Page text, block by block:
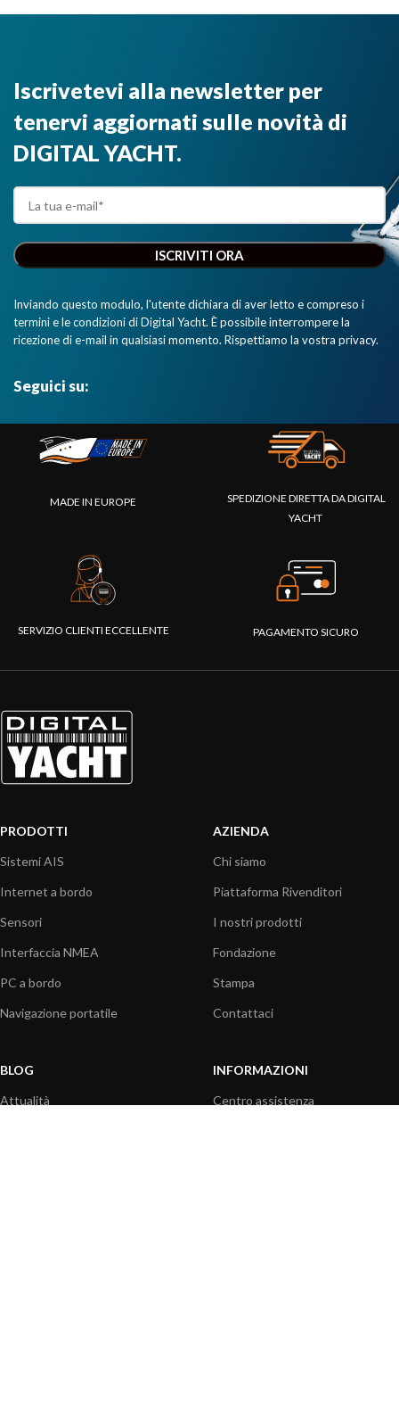
Iscrivetevi alla newsletter per
tenervi aggiornati sulle novità di
DIGITAL YACHT.
Inviando questo modulo, l'utente dichiara di aver letto e compreso i
termini e le condizioni di Digital Yacht. È possibile interrompere la
ricezione di e-mail in qualsiasi momento. Rispettiamo la vostra privacy.
Seguici su:
MADE IN EUROPE
SPEDIZIONE DIRETTA DA DIGITAL
YACHT
SERVIZIO CLIENTI ECCELLENTE PAGAMENTO SICURO
PRODOTTI
Sistemi AIS
Internet a bordo
Sensori
Interfaccia NMEA
PC a bordo
Navigazione portatile
AZIENDA
Chi siamo
Piattaforma Rivenditori
I nostri prodotti
Fondazione
Stampa
Contattaci
BLOG
Attualità
INFORMAZIONI
Centro assistenza